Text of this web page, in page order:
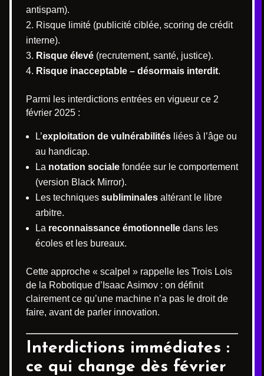
antispam).
Risque limité (publicité ciblée, scoring de crédit
interne).
Risque élevé (recrutement, santé, justice).
Risque inacceptable – désormais interdit.
Parmi les interdictions entrées en vigueur ce 2
février 2025 :
L’exploitation de vulnérabilités liées à l’âge ou
au handicap.
La notation sociale fondée sur le comportement
(version Black Mirror).
Les techniques subliminales altérant le libre
arbitre.
La reconnaissance émotionnelle dans les
écoles et les bureaux.
Cette approche « scalpel » rappelle les Trois Lois
de la Robotique d’Isaac Asimov : on définit
clairement ce qu’une machine n’a pas le droit de
faire, avant de parler innovation.
Interdictions immédiates :
ce qui change dès février